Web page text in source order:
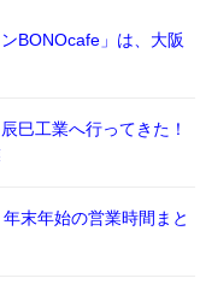
BONOcafe」は、大阪
巳工業へ行ってきた！
末年始の営業時間まと